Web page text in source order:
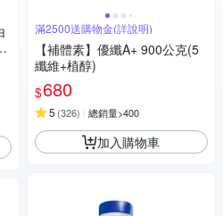
滿2500送購物金(詳說明)
【補體素】優纖A+ 900公克(5
纖維+植醇)
$680
5 (326) 總銷量>400
加入購物車